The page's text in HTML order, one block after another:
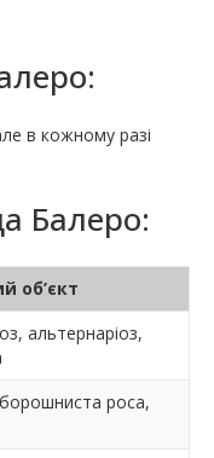
в кожному разі
Балеро:
об’єкт
альтернаріоз,
роса,